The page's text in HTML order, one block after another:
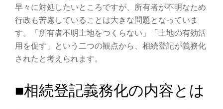
早々に対処したいところですが、所有者が不明なため
行政も苦慮していることは大きな問題となっていま
す。「所有者不明土地をつくらない」「土地の有効活
用を促す」という二つの観点から、相続登記が義務化
されたと考えられます。
■相続登記義務化の内容とは